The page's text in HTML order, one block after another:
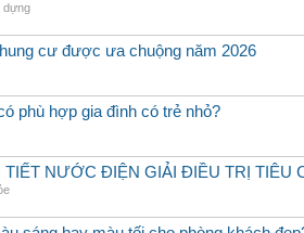
dựng
cư được ưa chuộng năm 2026
phù hợp gia đình có trẻ nhỏ?
TIẾT NƯỚC ĐIỆN GIẢI ĐIỀU TRỊ TIÊU